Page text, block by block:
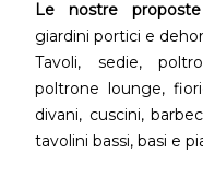
Le nostre proposte
giardini portici e
Tavoli, sedie,
poltrone lounge,
divani, cuscini,
tavolini bassi, basi e